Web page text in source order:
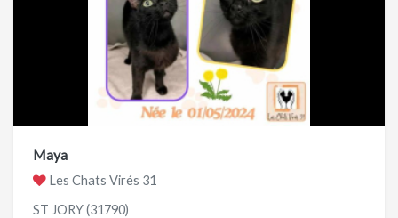
Maya
Les Chats Virés 31
ST JORY (31790)